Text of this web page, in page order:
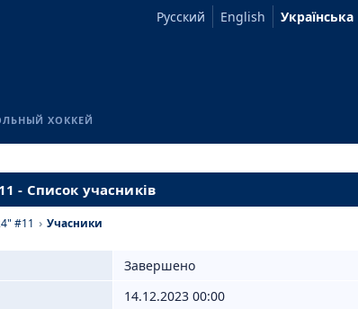
Русский English Українська
ХОККЕЙ
- Список учасників
#11 › Учасники
Завершено
14.12.2023 00:00